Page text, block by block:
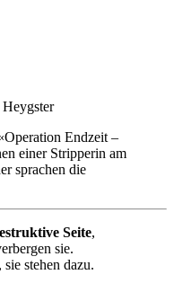
Endzeit –
einer Stripperin am
sprachen die
Seite,
sie.
stehen dazu.